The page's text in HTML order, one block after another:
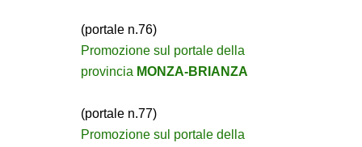
(portale n.76)
Promozione sul portale della
provincia MONZA-BRIANZA
(portale n.77)
Promozione sul portale della